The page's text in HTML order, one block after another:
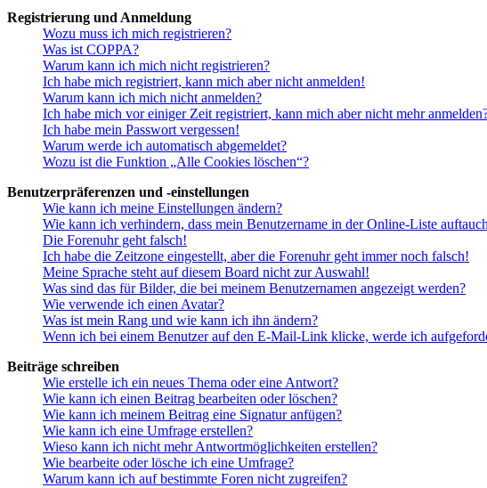
Registrierung und Anmeldung
Wozu muss ich mich registrieren?
Was ist COPPA?
Warum kann ich mich nicht registrieren?
Ich habe mich registriert, kann mich aber nicht anmelden!
Warum kann ich mich nicht anmelden?
Ich habe mich vor einiger Zeit registriert, kann mich aber nicht mehr
Ich habe mein Passwort vergessen!
Warum werde ich automatisch abgemeldet?
Wozu ist die Funktion „Alle Cookies löschen“?
Benutzerpräferenzen und -einstellungen
Wie kann ich meine Einstellungen ändern?
Wie kann ich verhindern, dass mein Benutzername in der Online-Liste
Die Forenuhr geht falsch!
Ich habe die Zeitzone eingestellt, aber die Forenuhr geht immer noch falsch!
Meine Sprache steht auf diesem Board nicht zur Auswahl!
Was sind das für Bilder, die bei meinem Benutzernamen angezeigt werden?
Wie verwende ich einen Avatar?
Was ist mein Rang und wie kann ich ihn ändern?
Wenn ich bei einem Benutzer auf den E-Mail-Link klicke, werde ich
Beiträge schreiben
Wie erstelle ich ein neues Thema oder eine Antwort?
Wie kann ich einen Beitrag bearbeiten oder löschen?
Wie kann ich meinem Beitrag eine Signatur anfügen?
Wie kann ich eine Umfrage erstellen?
Wieso kann ich nicht mehr Antwortmöglichkeiten erstellen?
Wie bearbeite oder lösche ich eine Umfrage?
Warum kann ich auf bestimmte Foren nicht zugreifen?